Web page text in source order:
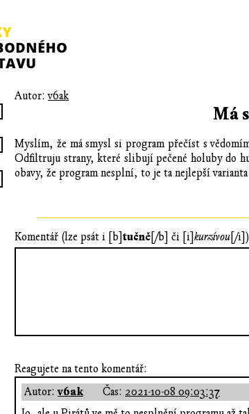
Autor:v6ak
Má
Myslím, že má smysl si program přečíst s
Odfiltruju strany, které slibují pečené holuby do
obavy, že program nesplní, to je ta nejlepší
Komentář (lze psát i [b] tučně [/b] či [i] kurzívou [/
Reagujete na tento komentář:
Autor:v6ak Čas: 2021-10-08 09:03:37